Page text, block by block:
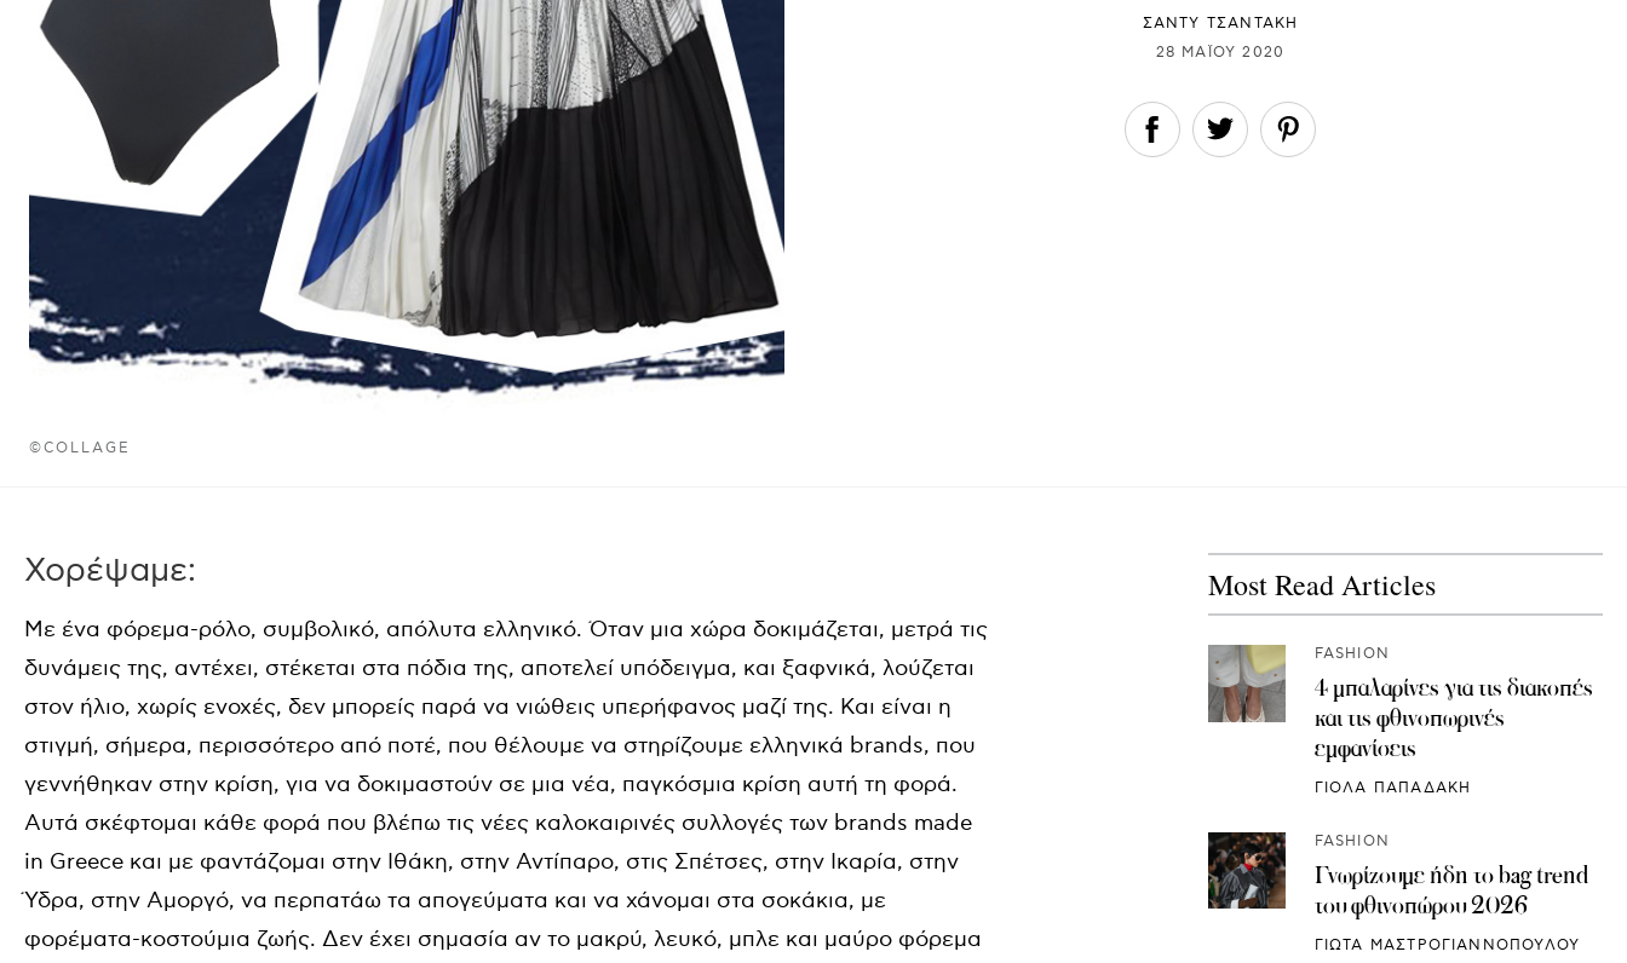
©COLLAGE
ΣΑΝΤΥ ΤΣΑΝΤΑΚΗ
28 ΜΑΪ́ΟΥ 2020
Χορέψαμε:
Με ένα φόρεμα-ρόλο, συμβολικό, απόλυτα ελληνικό. Όταν μια χώρα δοκιμάζεται, μετρά τις
δυνάμεις της, αντέχει, στέκεται στα πόδια της, αποτελεί υπόδειγμα, και ξαφνικά, λούζεται
στον ήλιο, χωρίς ενοχές, δεν μπορείς παρά να νιώθεις υπερήφανος μαζί της. Και είναι η
στιγμή, σήμερα, περισσότερο από ποτέ, που θέλουμε να στηρίζουμε ελληνικά brands, που
γεννήθηκαν στην κρίση, για να δοκιμαστούν σε μια νέα, παγκόσμια κρίση αυτή τη φορά.
Aυτά σκέφτομαι κάθε φορά που βλέπω τις νέες καλοκαιρινές συλλογές των brands made
in Greece και με φαντάζομαι στην Ιθάκη, στην Αντίπαρο, στις Σπέτσες, στην Ικαρία, στην
Ύδρα, στην Αμοργό, να περπατάω τα απογεύματα και να χάνομαι στα σοκάκια, με
φορέματα-κοστούμια ζωής. Δεν έχει σημασία αν το μακρύ, λευκό, μπλε και μαύρο φόρεμα
Most Read Articles
FASHION
4 μπαλαρίνες για τις διακοπές
και τις φθινοπωρινές
εμφανίσεις
ΓΙΟΛΑ ΠΑΠΑΔΑΚΗ
FASHION
Γνωρίζουμε ήδη το bag trend
του φθινοπώρου 2026
ΓΙΩΤΑ ΜΑΣΤΡΟΓΙΑΝΝΟΠΟΥΛΟΥ